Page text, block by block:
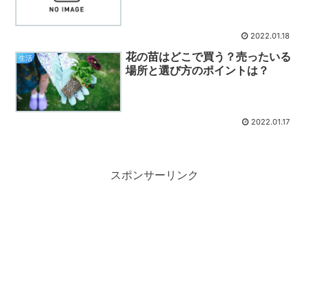
2022.01.18
生活
花の苗はどこで買う？売ったいる
場所と選び方のポイントは？
2022.01.17
スポンサーリンク